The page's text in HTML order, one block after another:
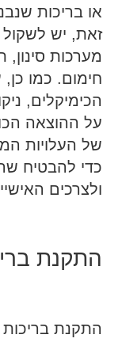
או בריכות
זאת, יש
מערכות
חימום. כמו כן,
הכימיקלים,
על ההוצאה
של העלויות
כדי להבטיח
ולצרכים
התקנת
התקנת